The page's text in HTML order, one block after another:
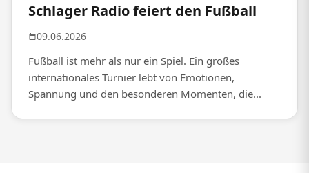
Schlager Radio feiert den Fußball
09.06.2026
Fußball ist mehr als nur ein Spiel. Ein großes
internationales Turnier lebt von Emotionen,
Spannung und den besonderen Momenten, die...